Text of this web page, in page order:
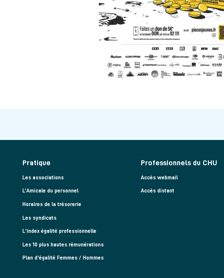
Pratique
Les associations
L’Amicale du personnel
Horaires de la trésorerie
Les syndicats
L'index égalité professionnelle
Les 10 plus hautes rémunérations
Plan d'égalité Femmes / Hommes
Professionnels du CHU
Accès webmail
Accès distant